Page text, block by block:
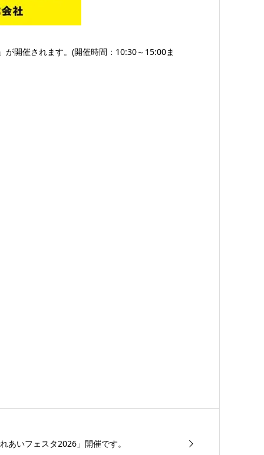
開催されます。(開催時間：10:30～15:00ま
あいフェスタ2026」開催です。